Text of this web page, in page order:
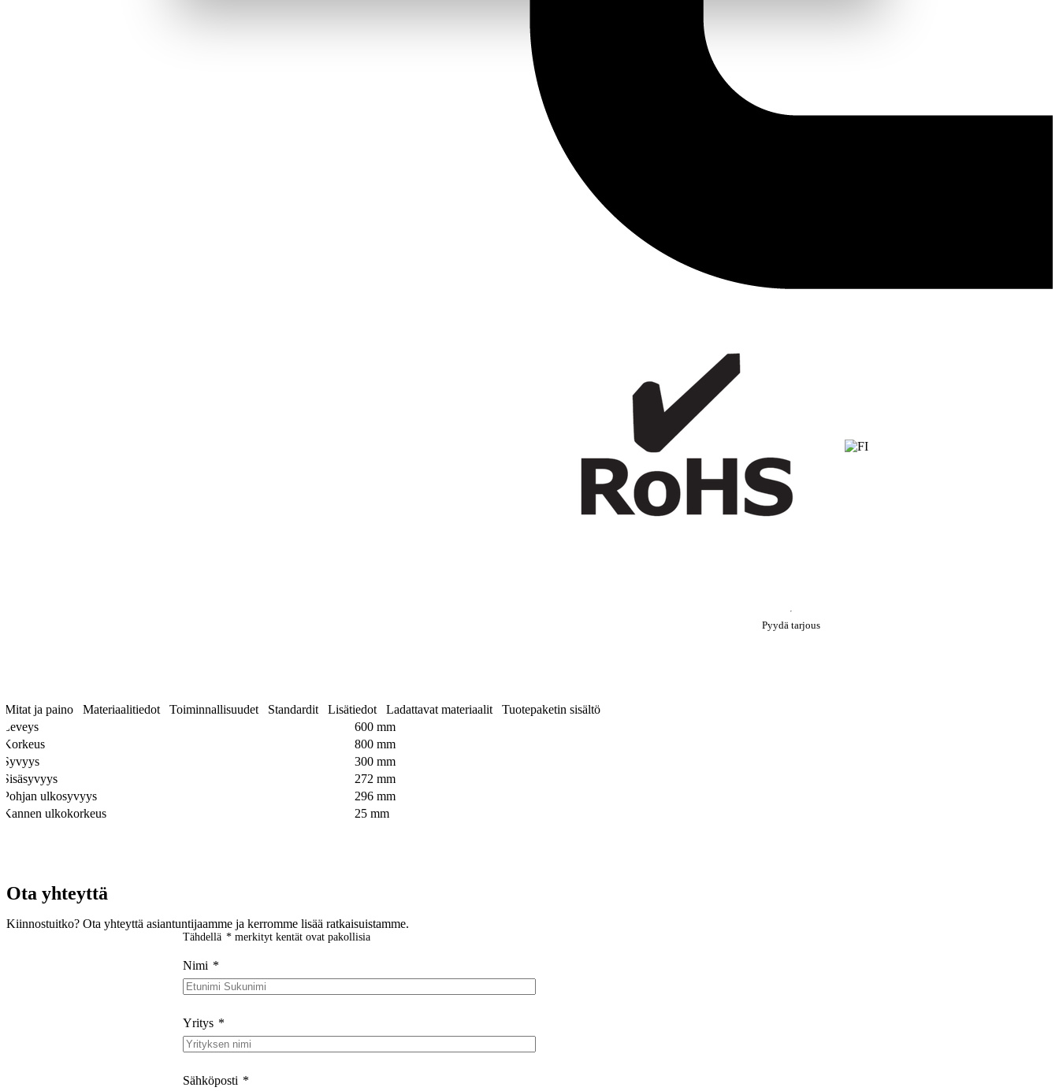
Pyydä tarjous
Mitat ja paino Materiaalitiedot Toiminnallisuudet Standardit Lisätiedot Ladattavat materiaalit
Tuotepaketin sisältö
Leveys
600 mm
Korkeus
800 mm
Syvyys
300 mm
Sisäsyvyys
272 mm
Pohjan ulkosyvyys
296 mm
Kannen ulkokorkeus
25 mm
Ota yhteyttä
Kiinnostuitko? Ota yhteyttä asiantuntijaamme ja kerromme lisää ratkaisuistamme.
Tähdellä * merkityt kentät ovat pakollisia
Nimi *
Yritys *
Sähköposti *